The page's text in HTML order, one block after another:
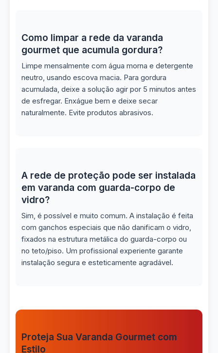
Como limpar a rede da varanda
gourmet que acumula gordura?
Limpe mensalmente com água morna e detergente
neutro, usando escova macia. Para gordura
acumulada, deixe a solução agir por 5 minutos antes
de esfregar. Enxágue bem e deixe secar
naturalmente. Evite produtos abrasivos.
A rede de proteção pode ser instalada
em varanda com guarda-corpo de
vidro?
Sim, é possível e muito comum. A instalação é feita
com ganchos especiais que não danificam o vidro,
fixados na estrutura metálica do guarda-corpo ou
no teto/piso. Um profissional experiente garante
instalação segura e esteticamente agradável.
Proteja Sua Varanda Gourmet com
Estilo